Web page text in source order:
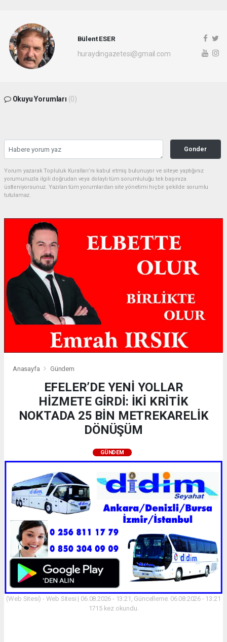
Bülent ESER
huraydingazetesi@gmail.com
Okuyu Yorumları (0)
Gonder
Yorum yazarak Topluluk Kuralları’nı kabul etmiş bulunuyor ve siteye yaptığınız
yorumunuzla ilgili doğrudan veya dolaylı tüm sorumluluğu tek başınıza
üstleniyorsunuz. Yazılan tüm yorumlardan site yönetimi hiçbir şekilde sorumlu
tutulamaz.
Anasayfa Gündem
EFELER’DE YENİ YOLLAR
HİZMETE GİRDİ: İKİ KRİTİK
NOKTADA 25 BİN METREKARELİK
DÖNÜŞÜM
GÜNDEM
(Web Sitesi) - Web Sitesi | 06.08.2026 - 13:21, Güncelleme: 06.08.2026 - 13:21
1715 kez okundu.